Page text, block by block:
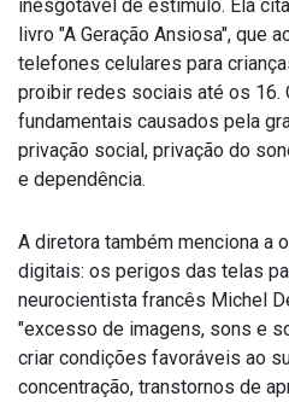
inesgotável de estímulo. Ela
livro "A Geração Ansiosa", que
telefones celulares para
proibir redes sociais até os 16.
fundamentais causados pela
privação social, privação do
e dependência.
A diretora também menciona a
digitais: os perigos das telas
neurocientista francês Michel
"excesso de imagens, sons e
criar condições favoráveis ao
concentração, transtornos de